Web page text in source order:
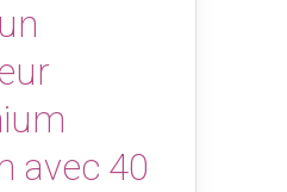
avec 40